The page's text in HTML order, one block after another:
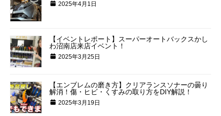
2025年4月1日
【イベントレポート】スーパーオートバックスかし
わ沼南店来店イベント！
2025年3月25日
【エンブレムの磨き方】クリアランスソナーの曇り
解消！傷・ヒビ・くすみの取り方をDIY解説！
2025年3月19日